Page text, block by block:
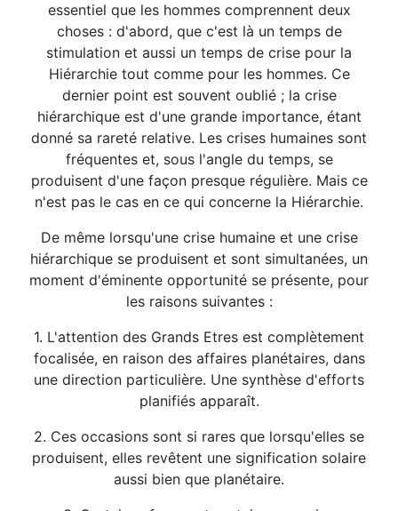
essentiel que les hommes comprennent deux
choses : d'abord, que c'est là un temps de
stimulation et aussi un temps de crise pour la
Hiérarchie tout comme pour les hommes. Ce
dernier point est souvent oublié ; la crise
hiérarchique est d'une grande importance, étant
donné sa rareté relative. Les crises humaines sont
fréquentes et, sous l'angle du temps, se
produisent d'une façon presque régulière. Mais ce
n'est pas le cas en ce qui concerne la Hiérarchie.
De même lorsqu'une crise humaine et une crise
hiérarchique se produisent et sont simultanées, un
moment d'éminente opportunité se présente, pour
les raisons suivantes :
1. L'attention des Grands Etres est complètement
focalisée, en raison des affaires planétaires, dans
une direction particulière. Une synthèse d'efforts
planifiés apparaît.
2. Ces occasions sont si rares que lorsqu'elles se
produisent, elles revêtent une signification solaire
aussi bien que planétaire.